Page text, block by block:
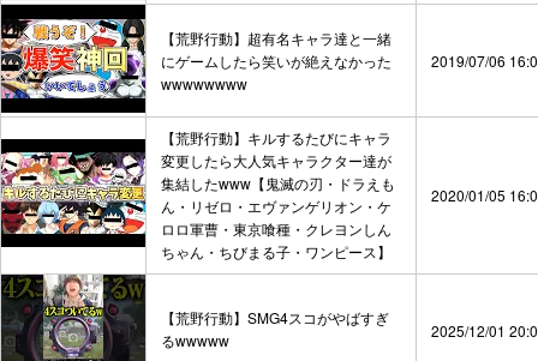
【荒野行動】超有名キャラ達と一緒
にゲームしたら笑いが絶えなかった
wwwwwwww
2019/07/06
【荒野行動】キルするたびにキャラ
変更したら大人気キャラクター達が
集結したwww【鬼滅の刃・ドラえも
ん・リゼロ・エヴァンゲリオン・ケ
ロロ軍曹・東京喰種・クレヨンしん
ちゃん・ちびまる子・ワンピース】
2020/01/05
【荒野行動】SMG4スコがやばすぎ
るwwwww
2025/12/01